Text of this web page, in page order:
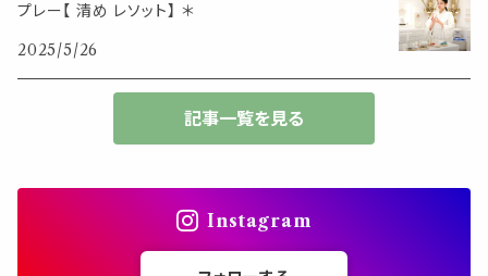
50個以上の大容量
ダブルクリップ・その他
プレー【 清め レソット】 ＊
2025/5/26
記事一覧を見る
Instagram